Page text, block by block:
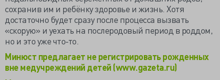
сохранив им и ребёнку здоровье и жизнь. Хотя
достаточно будет сразу после процесса вызвать
«скорую» и уехать на послеродовый период в роддом,
но и это уже что-то.
Минюст предлагает не регистрировать рожденных
вне медучреждений детей (www.gazeta.ru)